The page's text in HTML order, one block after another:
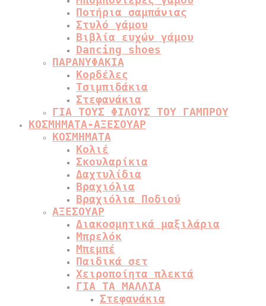
Ποτήρια σαμπάνιας
Στυλό γάμου
Βιβλία ευχών γάμου
Dancing shoes
ΠΑΡΑΝΥΦΑΚΙΑ
Κορδέλες
Τσιμπιδάκια
Στεφανάκια
ΓΙΑ ΤΟΥΣ ΦΙΛΟΥΣ ΤΟΥ ΓΑΜΠΡΟΥ
ΚΟΣΜΗΜΑΤΑ-ΑΞΕΣΟΥΑΡ
ΚΟΣΜΗΜΑΤΑ
Κολιέ
Σκουλαρίκια
Δαχτυλίδια
Βραχιόλια
Βραχιόλια Ποδιού
ΑΞΕΣΟΥΑΡ
Διακοσμητικά μαξιλάρια
Μπρελόκ
Μπεμπέ
Παιδικά σετ
Χειροποίητα πλεκτά
ΓΙΑ ΤΑ ΜΑΛΛΙΑ
Στεφανάκια